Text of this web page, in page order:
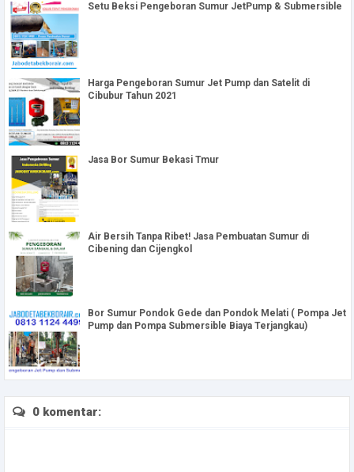
Setu Beksi Pengeboran Sumur JetPump & Submersible
Harga Pengeboran Sumur Jet Pump dan Satelit di
Cibubur Tahun 2021
Jasa Bor Sumur Bekasi Tmur
Air Bersih Tanpa Ribet! Jasa Pembuatan Sumur di
Cibening dan Cijengkol
Bor Sumur Pondok Gede dan Pondok Melati ( Pompa Jet
Pump dan Pompa Submersible Biaya Terjangkau)
0 komentar: